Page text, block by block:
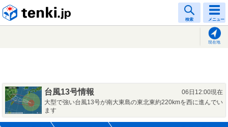
検索 メニュー
現在地
台風13号情報
06日12:00現在
大型で強い台風13号が南大東島の東北東約220kmを西に進んでい
ます